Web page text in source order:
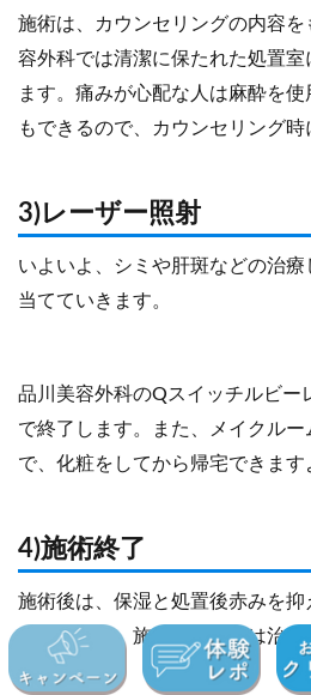
施術は、カウンセリングの内容
容外科では清潔に保たれた処置
ます。痛みが心配な人は麻酔を
もできるので、カウンセリング時
3)レーザー照射
いよいよ、シミや肝斑などの治
当てていきます。
品川美容外科のQスイッチルビー
で終了します。また、メイクル
で、化粧をしてから帰宅できます
4)施術終了
施術後は、保湿と処置後赤みを
ます。なお、施術部位以外は治
す。